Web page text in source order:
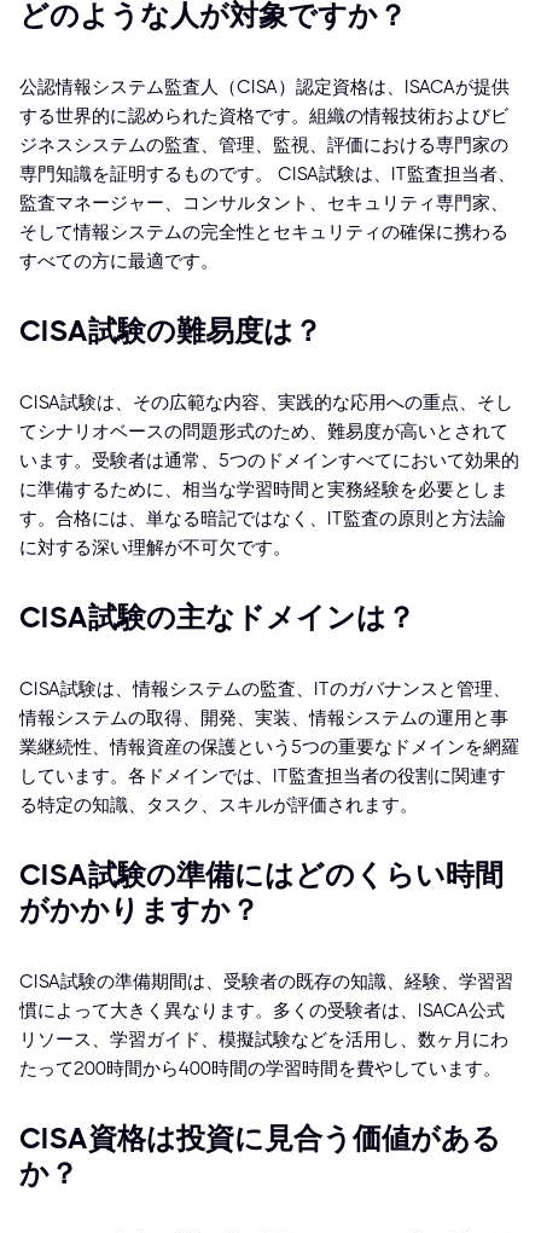
どのような人が対象ですか？
公認情報システム監査人（CISA）認定資格は、ISACAが提供
する世界的に認められた資格です。組織の情報技術およびビ
ジネスシステムの監査、管理、監視、評価における専門家の
専門知識を証明するものです。 CISA試験は、IT監査担当者、
監査マネージャー、コンサルタント、セキュリティ専門家、
そして情報システムの完全性とセキュリティの確保に携わる
すべての方に最適です。
CISA試験の難易度は？
CISA試験は、その広範な内容、実践的な応用への重点、そし
てシナリオベースの問題形式のため、難易度が高いとされて
います。受験者は通常、5つのドメインすべてにおいて効果的
に準備するために、相当な学習時間と実務経験を必要としま
す。合格には、単なる暗記ではなく、IT監査の原則と方法論
に対する深い理解が不可欠です。
CISA試験の主なドメインは？
CISA試験は、情報システムの監査、ITのガバナンスと管理、
情報システムの取得、開発、実装、情報システムの運用と事
業継続性、情報資産の保護という5つの重要なドメインを網羅
しています。各ドメインでは、IT監査担当者の役割に関連す
る特定の知識、タスク、スキルが評価されます。
CISA試験の準備にはどのくらい時間
がかかりますか？
CISA試験の準備期間は、受験者の既存の知識、経験、学習習
慣によって大きく異なります。多くの受験者は、ISACA公式
リソース、学習ガイド、模擬試験などを活用し、数ヶ月にわ
たって200時間から400時間の学習時間を費やしています。
CISA資格は投資に見合う価値がある
か？